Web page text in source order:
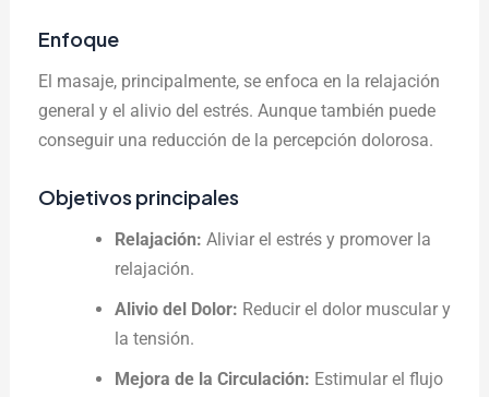
Enfoque
El masaje, principalmente, se enfoca en la relajación
general y el alivio del estrés. Aunque también puede
conseguir una reducción de la percepción dolorosa.
Objetivos principales
Relajación: Aliviar el estrés y promover la
relajación.
Alivio del Dolor: Reducir el dolor muscular y
la tensión.
Mejora de la Circulación: Estimular el flujo